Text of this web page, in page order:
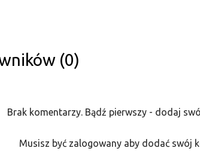
(0)
Brak komentarzy. Bądź pierwszy - dodaj
Musisz być zalogowany aby dodać swój